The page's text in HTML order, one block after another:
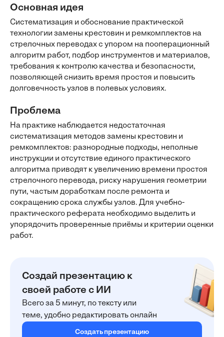
Основная идея
Систематизация и обоснование практической
технологии замены крестовин и ремкомплектов на
стрелочных переводах с упором на пооперационный
алгоритм работ, подбор инструментов и материалов,
требования к контролю качества и безопасности,
позволяющей снизить время простоя и повысить
долговечность узлов в полевых условиях.
Проблема
На практике наблюдается недостаточная
систематизация методов замены крестовин и
ремкомплектов: разнородные подходы, неполные
инструкции и отсутствие единого практического
алгоритма приводят к увеличению времени простоя
стрелочного перевода, риску нарушения геометрии
пути, частым доработкам после ремонта и
сокращению срока службы узлов. Для учебно-
практического реферата необходимо выделить и
упорядочить проверенные приёмы и критерии оценки
работ.
Создай презентацию к
своей работе с ИИ
Всего за 5 минут, по тексту или
теме, удобно редактировать онлайн
Создать презентацию